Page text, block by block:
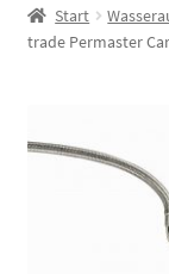
BHKW-
Lüftung
Start
trade Permaster